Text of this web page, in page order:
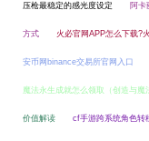
压枪最稳定的感光度设定 阿卡
方式 火必官网APP怎么下载?
安币网binance交易所官网入口
魔法永生成就怎么领取（创造与魔
价值解读 cf手游跨系统角色转